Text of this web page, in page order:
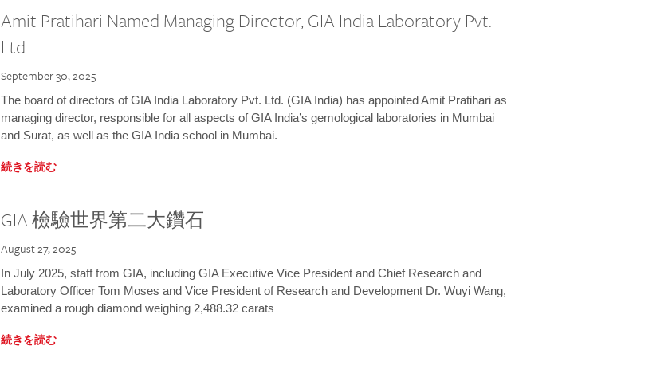
Amit Pratihari Named Managing Director, GIA India Laboratory Pvt.
Ltd.
September 30, 2025
The board of directors of GIA India Laboratory Pvt. Ltd. (GIA India) has appointed Amit Pratihari as
managing director, responsible for all aspects of GIA India’s gemological laboratories in Mumbai
and Surat, as well as the GIA India school in Mumbai.
続きを読む
GIA 檢驗世界第二大鑽石
August 27, 2025
In July 2025, staff from GIA, including GIA Executive Vice President and Chief Research and
Laboratory Officer Tom Moses and Vice President of Research and Development Dr. Wuyi Wang,
examined a rough diamond weighing 2,488.32 carats
続きを読む